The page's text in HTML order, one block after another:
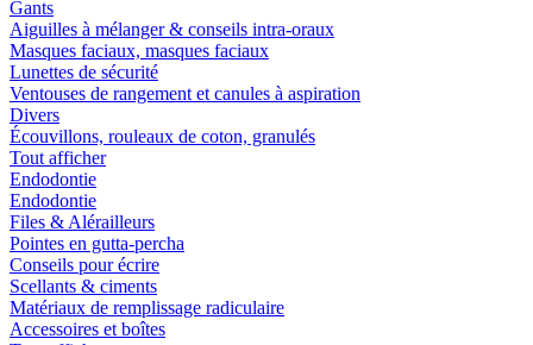
Gants
Aiguilles à mélanger & conseils intra-oraux
Masques faciaux, masques faciaux
Lunettes de sécurité
Ventouses de rangement et canules à aspiration
Divers
Écouvillons, rouleaux de coton, granulés
Tout afficher
Endodontie
Endodontie
Files & Alérailleurs
Pointes en gutta-percha
Conseils pour écrire
Scellants & ciments
Matériaux de remplissage radiculaire
Accessoires et boîtes